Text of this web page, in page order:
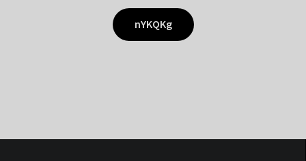
nYKQKg